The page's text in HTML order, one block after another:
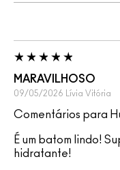
MARAVILHOSO
09/05/2026 Lívia Vitória
Comentários para
É um batom lindo!
hidratante!